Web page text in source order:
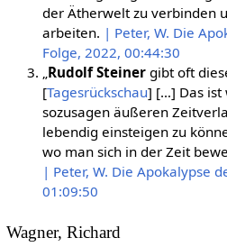
der Ätherwelt zu verbinden
arbeiten. | Peter, W. Die
Folge, 2022, 00:44:30
„Rudolf Steinergibt oft
[Tagesrückschau] […] Das ist
sozusagen äußeren
lebendig einsteigen zu
wo man sich in der Zeit
| Peter, W. Die Apokalypse
01:09:50
Wagner, Richard